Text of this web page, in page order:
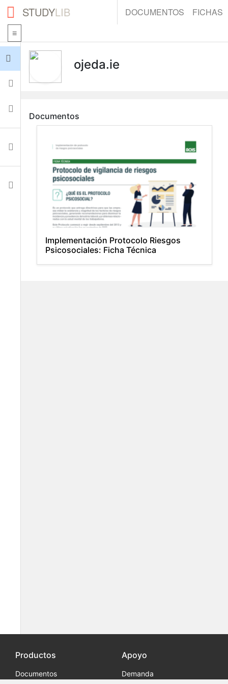
STUDYLIB DOCUMENTOS FICHAS
Iniciar sesión
Fichas
Documentos
Ajustes
ojeda.ie
Documentos
Implementación Protocolo Riesgos
Psicosociales: Ficha Técnica
Productos
Documentos
Apoyo
Demanda